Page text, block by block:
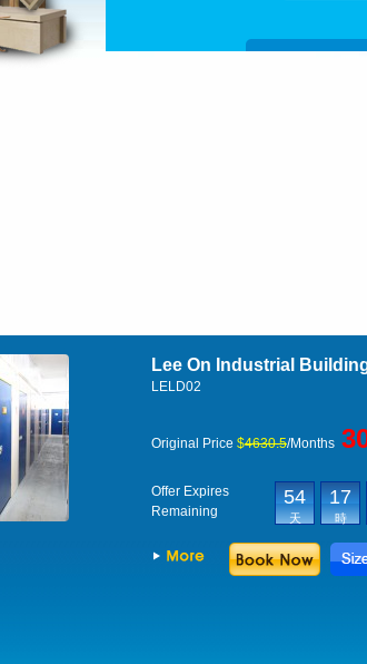
Lee On Industrial
LELD02
Original Price $4630.5/Months
Offer Expires
Remaining
54
天
17
時